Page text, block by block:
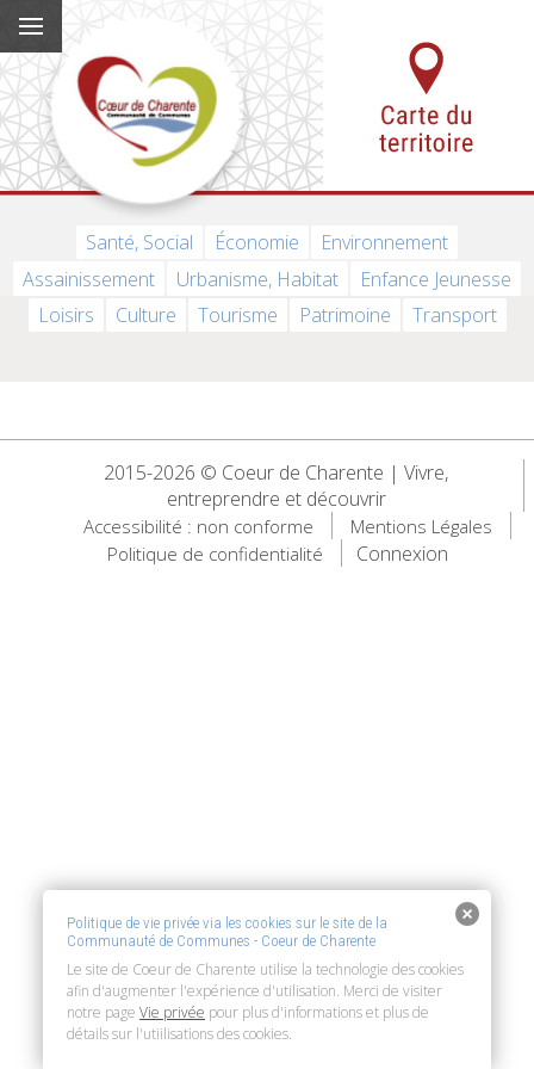
Santé, Social Économie
Environnement
Assainissement
Urbanisme, Habitat
Enfance Jeunesse
Loisirs
Culture Tourisme Patrimoine Transport
2015-2026 © Coeur de Charente | Vivre,
entreprendre et découvrir
Accessibilité : non conforme
Mentions Légales
Politique de confidentialité
Connexion
Politique de vie privée via les cookies sur le site de la
Communauté de Communes - Coeur de Charente
Le site de Coeur de Charente utilise la technologie des cookies
afin d'augmenter l'expérience d'utilisation. Merci de visiter
notre page Vie privée pour plus d'informations et plus de
détails sur l'utiilisations des cookies.